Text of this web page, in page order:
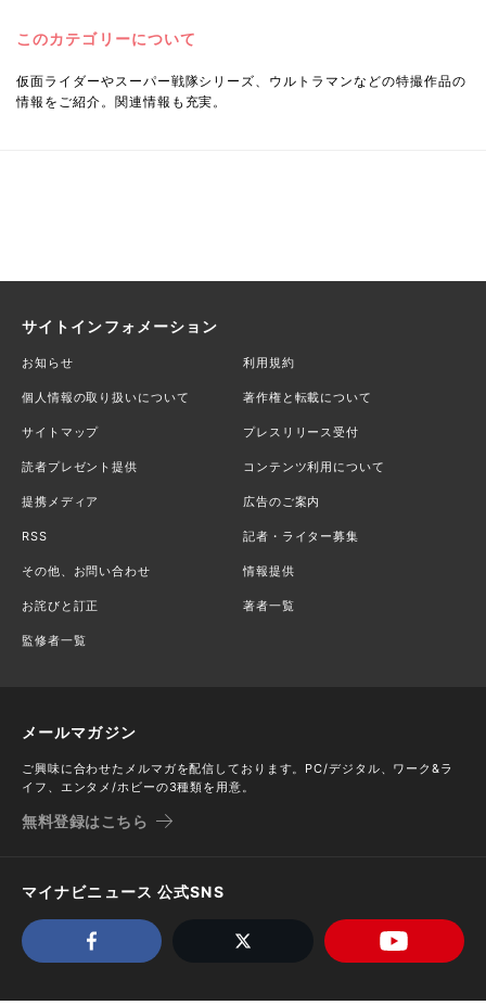
このカテゴリーについて
仮面ライダーやスーパー戦隊シリーズ、ウルトラマンなどの特撮作品の
情報をご紹介。関連情報も充実。
サイトインフォメーション
お知らせ 利用規約
個人情報の取り扱いについて 著作権と転載について
サイトマップ プレスリリース受付
読者プレゼント提供 コンテンツ利用について
提携メディア 広告のご案内
RSS 記者・ライター募集
その他、お問い合わせ 情報提供
お詫びと訂正 著者一覧
監修者一覧
メールマガジン
ご興味に合わせたメルマガを配信しております。PC/デジタル、ワーク&ラ
イフ、エンタメ/ホビーの3種類を用意。
無料登録はこちら
マイナビニュース 公式SNS